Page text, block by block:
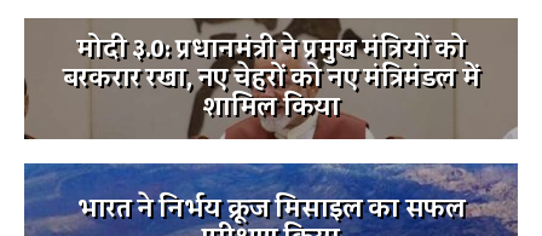
मोदी ३.0: प्रधानमंत्री ने प्रमुख मंत्रियों को
बरकरार रखा, नए चेहरों को नए मंत्रिमंडल में
शामिल किया
भारत ने निर्भय क्रूज मिसाइल का सफल